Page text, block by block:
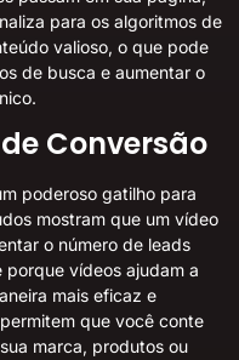
para os algoritmos de
valioso, o que pode
de busca e aumentar o
Conversão
poderoso gatilho para
mostram que um vídeo
o número de leads
porque vídeos ajudam a
mais eficaz e
que você conte
marca, produtos ou